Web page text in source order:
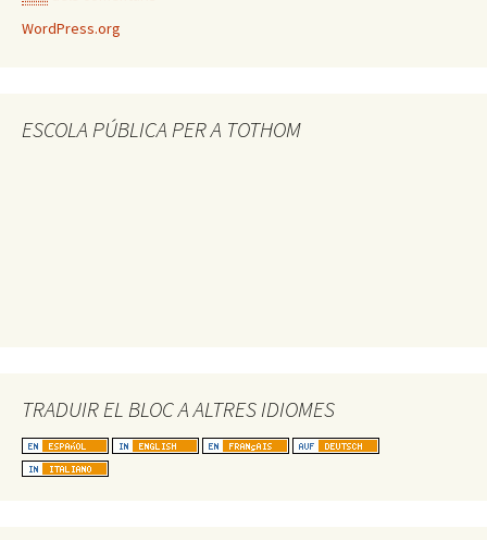
WordPress.org
ESCOLA PÚBLICA PER A TOTHOM
TRADUIR EL BLOC A ALTRES IDIOMES